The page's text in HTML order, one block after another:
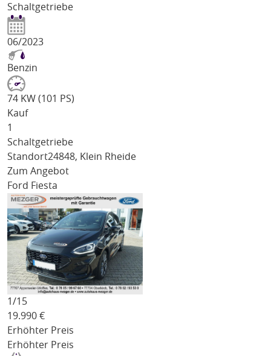
Schaltgetriebe
06/2023
Benzin
74 KW (101 PS)
Kauf
1
Schaltgetriebe
Standort24848, Klein Rheide
Zum Angebot
Ford Fiesta
1/15
19.990 €
Erhöhter Preis
Erhöhter Preis